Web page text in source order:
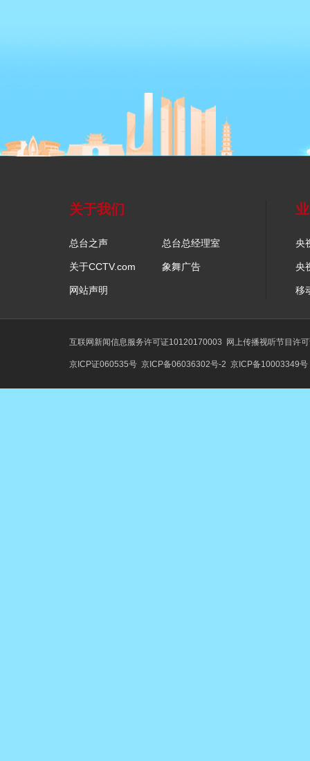
关于我们
总台之声 总台总经理室
关于CCTV.com 象舞广告
网站声明
央
央
移
互联网新闻信息服务许可证10120170003 网上传播视听节目许
京ICP证060535号 京ICP备06036302号-2 京ICP备10003349号